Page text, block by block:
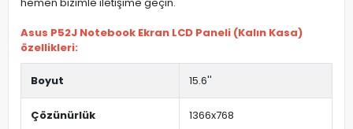
Asus P52J Notebook Ekran LCD Paneli (Kalın Kasa)
özellikleri:
Boyut 15.6''
Çözünürlük 1366x768